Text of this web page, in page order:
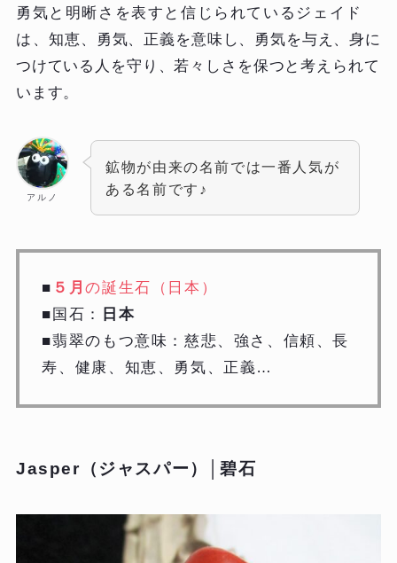
勇気と明晰さを表すと信じられているジェイド
は、知恵、勇気、正義を意味し、勇気を与え、身に
つけている人を守り、若々しさを保つと考えられて
います。
アルノ
鉱物が由来の名前では一番人気が
ある名前です♪
■ ５月の誕生石（日本）
■国石：
日本
■翡翠のもつ意味：慈悲、強さ、信頼、長
寿、健康、知恵、勇気、正義…
Jasper（ジャスパー）│碧石